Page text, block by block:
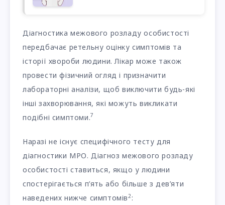
Діагностика межового розладу особистості
передбачає ретельну оцінку симптомів та
історії хвороби людини. Лікар може також
провести фізичний огляд і призначити
лабораторні аналізи, щоб виключити будь-які
інші захворювання, які можуть викликати
подібні симптоми.7
Наразі не існує специфічного тесту для
діагностики МРО. Діагноз межового розладу
особистості ставиться, якщо у людини
спостерігається п’ять або більше з дев’яти
наведених нижче симптомів2: